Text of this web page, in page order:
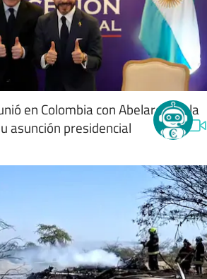
en Colombia con Abelardo de la
asunción presidencial